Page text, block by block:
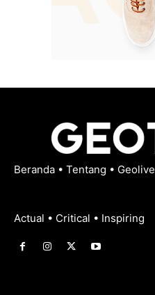
Beranda • Tentang • Geolive
Actual • Critical • Inspiring